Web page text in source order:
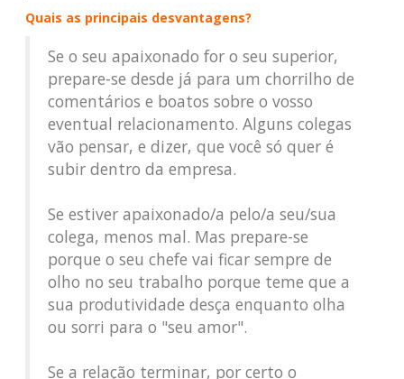
Quais as principais desvantagens?
Se o seu apaixonado for o seu superior,
prepare-se desde já para um chorrilho de
comentários e boatos sobre o vosso
eventual relacionamento. Alguns colegas
vão pensar, e dizer, que você só quer é
subir dentro da empresa.
Se estiver apaixonado/a pelo/a seu/sua
colega, menos mal. Mas prepare-se
porque o seu chefe vai ficar sempre de
olho no seu trabalho porque teme que a
sua produtividade desça enquanto olha
ou sorri para o "seu amor".
Se a relação terminar, por certo o